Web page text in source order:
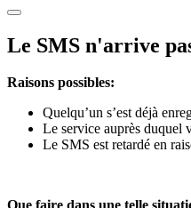
Le SMS n'arrive
Raisons possibles:
Quelqu’un s’est déjà
Le service auprès duquel
Le SMS est retardé en